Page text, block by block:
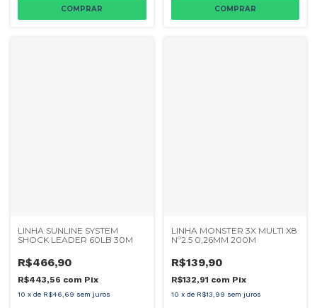
LINHA SUNLINE SYSTEM
SHOCK LEADER 60LB 30M
R$466,90
R$443,56 com Pix
10 x de R$46,69 sem juros
LINHA MONSTER 3X MULTI X8
Nº2.5 0,26MM 200M
R$139,90
R$132,91 com Pix
10 x de R$13,99 sem juros